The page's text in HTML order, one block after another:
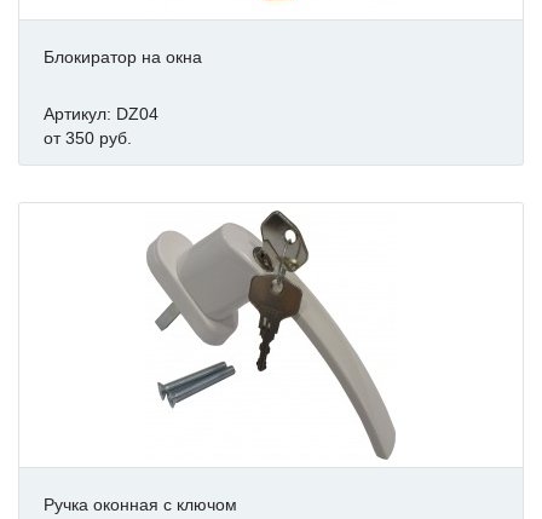
Блокиратор на окна
Артикул: DZ04
от 350 руб.
Ручка оконная с ключом